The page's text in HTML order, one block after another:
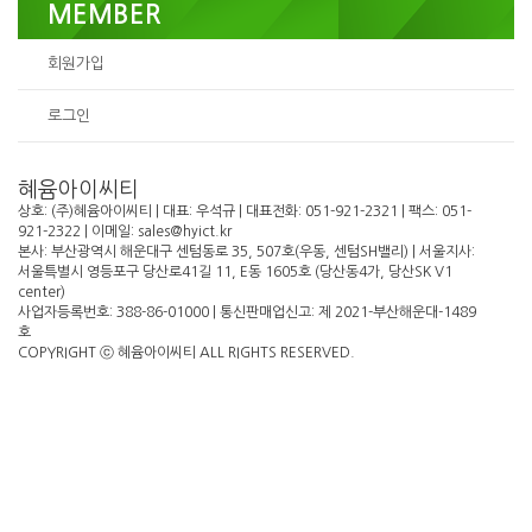
MEMBER
회원가입
로그인
혜윰아이씨티
상호: (주)혜윰아이씨티 | 대표: 우석규 | 대표전화: 051-921-2321 | 팩스: 051-
921-2322 | 이메일: sales@hyict.kr
본사: 부산광역시 해운대구 센텀동로 35, 507호(우동, 센텀SH밸리) | 서울지사:
서울특별시 영등포구 당산로41길 11, E동 1605호 (당산동4가, 당산SK V1
center)
사업자등록번호: 388-86-01000 | 통신판매업신고: 제 2021-부산해운대-1489
호
COPYRIGHT ⓒ 혜윰아이씨티 ALL RIGHTS RESERVED.